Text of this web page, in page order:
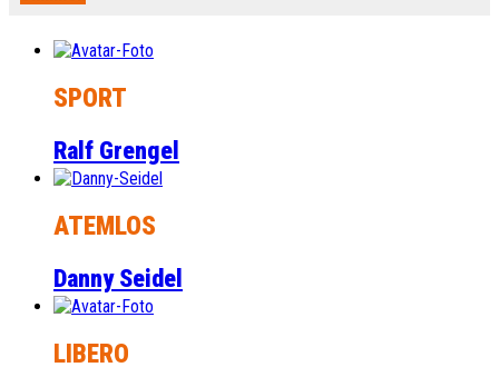
SPORT
Ralf Grengel
ATEMLOS
Danny Seidel
LIBERO